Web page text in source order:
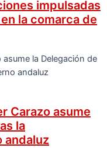
impulsadas
la comarca de
Carazo asume
la
andaluz